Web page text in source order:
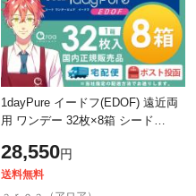
1dayPure イードフ(EDOF) 遠近両
用 ワンデー 32枚×8箱 シード
28,550円
送料無料